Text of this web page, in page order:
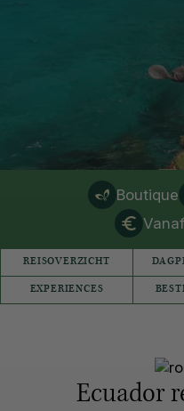
Boutique
REISOVERZICHT
EXPERIENCES
Ecuador